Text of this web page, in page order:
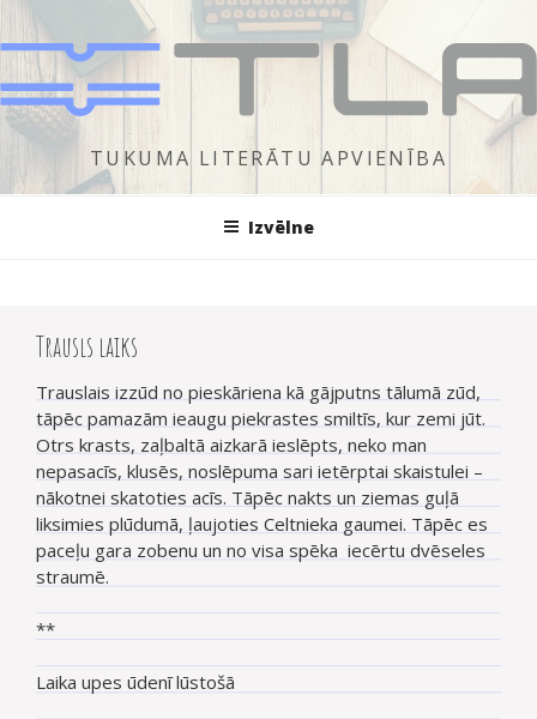
uz
saturu
TUKUMA LITERĀTU APVIENĪBA
Izvēlne
Trausls laiks
Trauslais izzūd no pieskāriena kā gājputns tālumā zūd,
tāpēc pamazām ieaugu piekrastes smiltīs, kur zemi jūt.
Otrs krasts, zaļbaltā aizkarā ieslēpts, neko man
nepasacīs, klusēs, noslēpuma sari ietērptai skaistulei –
nākotnei skatoties acīs. Tāpēc nakts un ziemas guļā
liksimies plūdumā, ļaujoties Celtnieka gaumei. Tāpēc es
paceļu gara zobenu un no visa spēka iecērtu dvēseles
straumē.
**
Laika upes ūdenī lūstošā